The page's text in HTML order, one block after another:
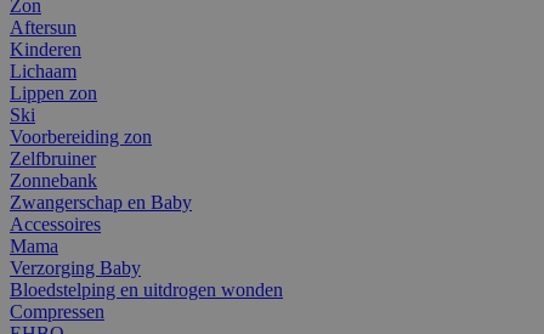
Zon
Aftersun
Kinderen
Lichaam
Lippen zon
Ski
Voorbereiding zon
Zelfbruiner
Zonnebank
Zwangerschap en Baby
Accessoires
Mama
Verzorging Baby
Bloedstelping en uitdrogen wonden
Compressen